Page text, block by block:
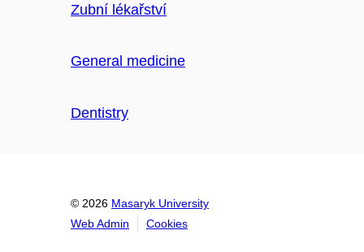
Zubní lékařství
General medicine
Dentistry
© 2026 Masaryk University
Web Admin
Cookies